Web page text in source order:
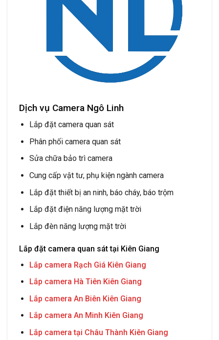
Dịch vụ Camera Ngô Linh
Lắp đặt camera quan sát
Phân phối camera quan sát
Sửa chữa bảo trì camera
Cung cấp vật tư, phụ kiện ngành camera
Lắp đặt thiết bị an ninh, báo cháy, báo trộm
Lắp đặt điện năng lượng mặt trời
Lắp đèn năng lượng mặt trời
Lắp đặt camera quan sát tại Kiên Giang
Lắp camera Rạch Giá Kiên Giang
Lắp camera Hà Tiên Kiên Giang
Lắp camera An Biên Kiên Giang
Lắp camera An Minh Kiên Giang
Lắp camera tại Châu Thành Kiên Giang